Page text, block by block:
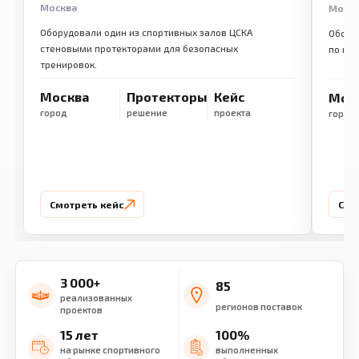
Москва
Оборудовали один из спортивных залов ЦСКА
стеновыми протекторами для безопасных
тренировок.
Москва
город
Протекторы
решение
Кейс
проекта
Смотреть кейс
по
город
3 000+
реализованных
проектов
85
регионов поставок
15 лет
на рынке спортивного
100%
выполненных